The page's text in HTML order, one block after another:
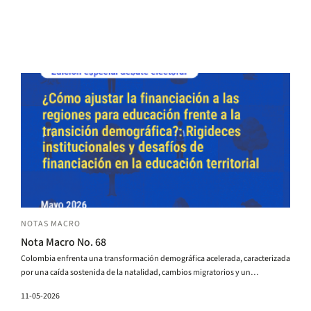
NOTAS MACRO
Nota Macro No. 68
Colombia enfrenta una transformación demográfica acelerada, caracterizada
por una caída sostenida de la natalidad, cambios migratorios y un
matrícula escolar y generando heterogeneidades territoriales cada vez más
11-05-2026